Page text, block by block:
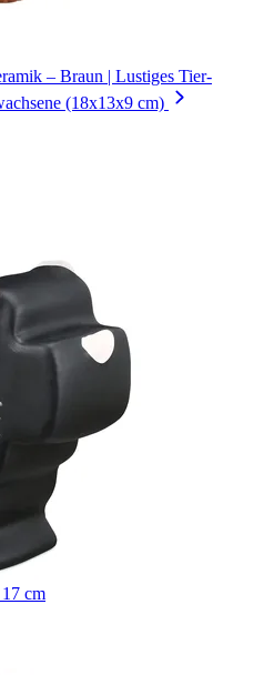
– Braun | Lustiges Tier-
(18x13x9 cm)
cm